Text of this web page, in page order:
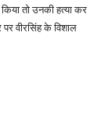
तो उनकी हत्या कर
वीरसिंह के विशाल